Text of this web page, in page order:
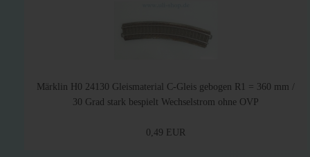
Märklin H0 24130 Gleismaterial C-Gleis gebogen R1 = 360 mm /
30 Grad stark bespielt Wechselstrom ohne OVP
0,49 EUR